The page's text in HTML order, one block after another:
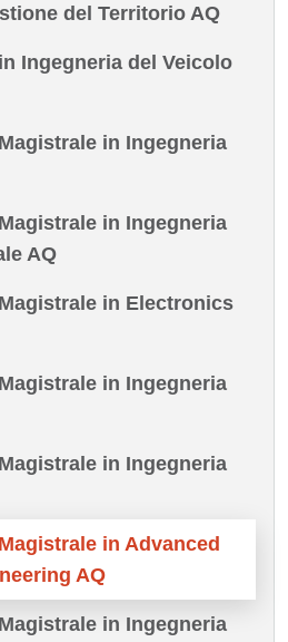
del Territorio AQ
Ingegneria del Veicolo
in Ingegneria
in Ingegneria
AQ
in Electronics
in Ingegneria
in Ingegneria
in Advanced
AQ
in Ingegneria